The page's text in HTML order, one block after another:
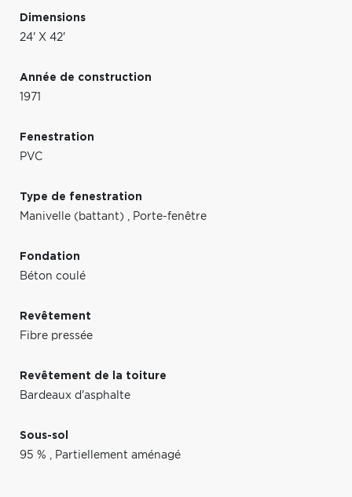
Dimensions
24' X 42'
Année de construction
1971
Fenestration
PVC
Type de fenestration
Manivelle (battant) , Porte-fenêtre
Fondation
Béton coulé
Revêtement
Fibre pressée
Revêtement de la toiture
Bardeaux d'asphalte
Sous-sol
95 % , Partiellement aménagé